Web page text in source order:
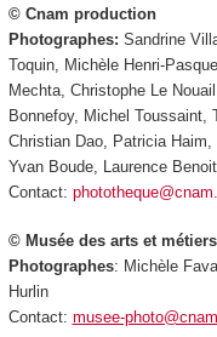
© Cnam production
Photographes: Sandrine
Toquin, Michèle Henri-
Mechta, Christophe Le
Bonnefoy, Michel Toussaint,
Christian Dao, Patricia Haim,
Yvan Boude, Laurence Benoit
Contact:
© Musée des arts et
Photographes: Michèle
Hurlin
Contact: musee-